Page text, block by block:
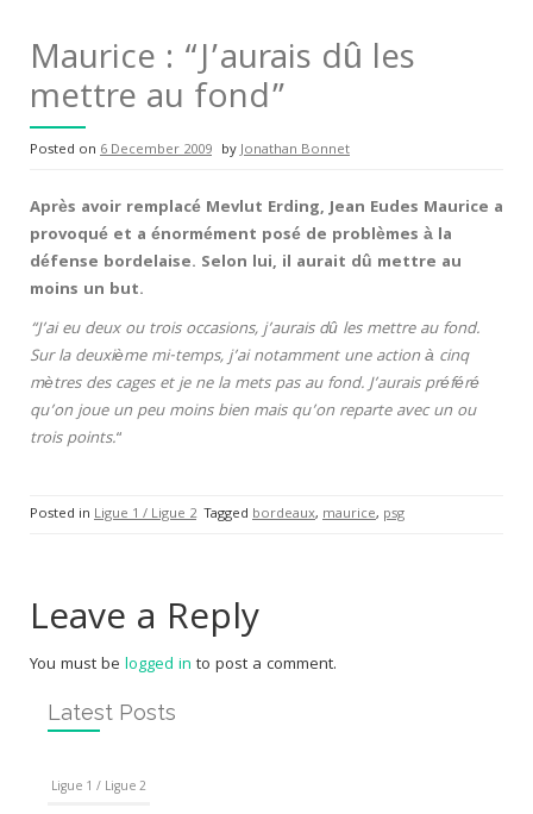
Maurice : “J’aurais dû les
mettre au fond”
Posted on 6 December 2009 byJonathan Bonnet
Après avoir remplacé Mevlut Erding, Jean Eudes Maurice a
provoqué et a énormément posé de problèmes à la
défense bordelaise. Selon lui, il aurait dû mettre au
moins un but.
“J’ai eu deux ou trois occasions, j’aurais dû les mettre au fond.
Sur la deuxième mi-temps, j’ai notamment une action à cinq
mètres des cages et je ne la mets pas au fond. J’aurais préféré
qu’on joue un peu moins bien mais qu’on reparte avec un ou
trois points.“
Posted in Ligue 1 / Ligue 2 Tagged bordeaux, maurice, psg
Leave a Reply
You must be logged in to post a comment.
Latest Posts
Ligue 1 / Ligue 2